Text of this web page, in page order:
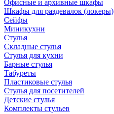
Офисные и архивные шкафы
Шкафы для раздевалок (локеры)
Сейфы
Миникухни
Стулья
Складные стулья
Стулья для кухни
Барные стулья
Табуреты
Пластиковые стулья
Стулья для посетителей
Детские стулья
Комплекты стульев